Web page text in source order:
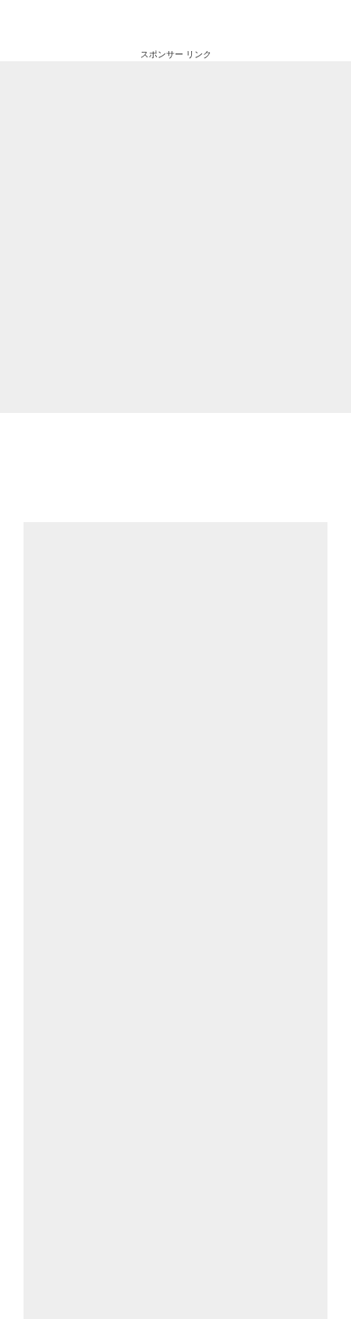
スポンサー リンク